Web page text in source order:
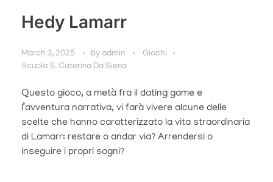
Hedy Lamarr
March 3, 2025 by admin
Giochi
Scuola S. Caterina Da Siena
Questo gioco, a metà fra il dating game e
l’avventura narrativa, vi farà vivere alcune delle
scelte che hanno caratterizzato la vita straordinaria
di Lamarr: restare o andar via? Arrendersi o
inseguire i propri sogni?